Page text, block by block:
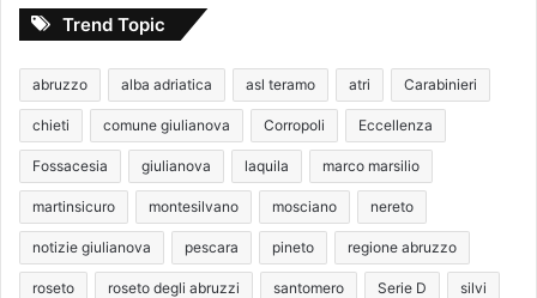
Trend Topic
abruzzo alba adriatica asl teramo atri Carabinieri
chieti comune giulianova Corropoli Eccellenza
Fossacesia giulianova laquila marco marsilio
martinsicuro montesilvano mosciano nereto
notizie giulianova pescara pineto regione abruzzo
roseto roseto degli abruzzi santomero Serie D silvi